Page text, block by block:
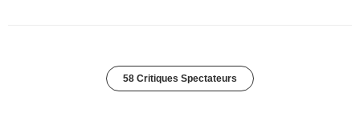
58 Critiques Spectateurs